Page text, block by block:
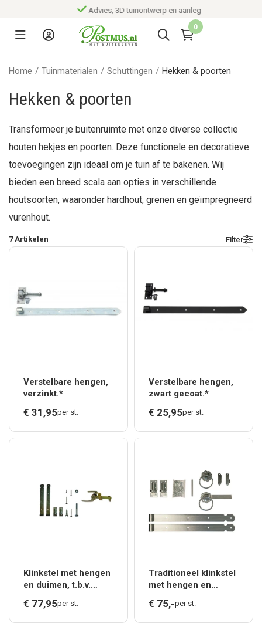
Advies, 3D tuinontwerp en aanleg
0
Home / Tuinmaterialen / Schuttingen / Hekken & poorten
Hekken & poorten
Transformeer je buitenruimte met onze diverse collectie
houten hekjes en poorten. Deze functionele en decoratieve
toevoegingen zijn ideaal om je tuin af te bakenen. Wij
bieden een breed scala aan opties in verschillende
houtsoorten, waaronder hardhout, grenen en geïmpregneerd
vurenhout.
7Artikelen Filter
Verstelbare hengen,
verzinkt.*
€ 31,95per st.
Verstelbare hengen,
zwart gecoat.*
€ 25,95per st.
Klinkstel met hengen
en duimen, t.b.v.
€ 77,95per st.
Traditioneel klinkstel
met hengen en
deuren en
hekpoorten.*
€ 75,-per st.